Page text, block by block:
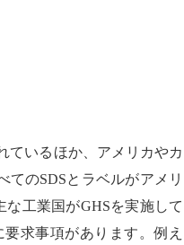
ているほか、アメリカやカ
てのSDSとラベルがアメリ
な工業国がGHSを実施して
求事項があります。例え